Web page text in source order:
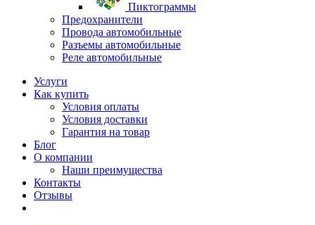
Пиктограммы
Предохранители
Провода автомобильные
Разъемы автомобильные
Реле автомобильные
Услуги
Как купить
Условия оплаты
Условия доставки
Гарантия на товар
Блог
О компании
Наши преимущества
Контакты
Отзывы